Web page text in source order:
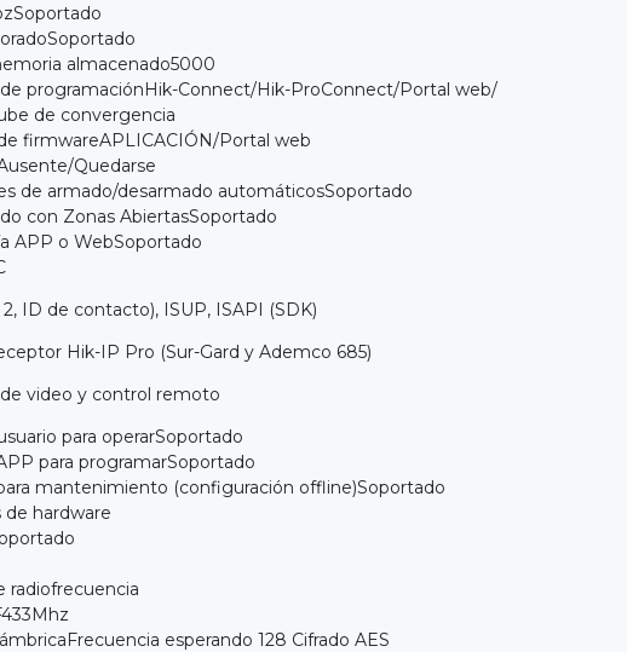
almacenado5000
programaciónHik-Connect/Hik-ProConnect/Portal web/
de convergencia
firmwareAPLICACIÓN/Portal web
Quedarse
de armado/desarmado automáticosSoportado
con Zonas AbiertasSoportado
APP o WebSoportado
ID de contacto), ISUP, ISAPI (SDK)
Hik-IP Pro (Sur-Gard y Ademco 685)
video y control remoto
para operarSoportado
para programarSoportado
mantenimiento (configuración offline)Soportado
de hardware
radiofrecuencia
esperando 128 Cifrado AES